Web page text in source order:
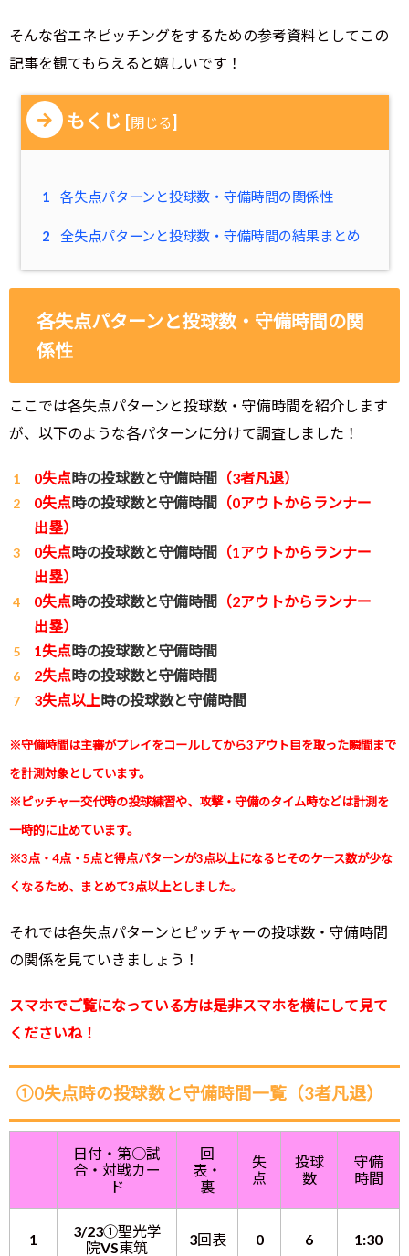
そんな省エネピッチングをするための参考資料としてこの
記事を観てもらえると嬉しいです！
もくじ [閉じる]
1 各失点パターンと投球数・守備時間の関係性
2 全失点パターンと投球数・守備時間の結果まとめ
各失点パターンと投球数・守備時間の関
係性
ここでは各失点パターンと投球数・守備時間を紹介します
が、以下のような各パターンに分けて調査しました！
0失点時の投球数と守備時間
（3者凡退）
0失点時の投球数と守備時間
（0アウトからランナー
出塁）
0失点時の投球数と守備時間
（1アウトからランナー
出塁）
0失点時の投球数と守備時間
（2アウトからランナー
出塁）
1失点時の投球数と守備時間
2失点時の投球数と守備時間
3失点以上時の投球数と守備時間
※守備時間は主審がプレイをコールしてから3アウト目を取った瞬間まで
を計測対象としています。
※ピッチャー交代時の投球練習や、攻撃・守備のタイム時などは計測を
一時的に止めています。
※3点・4点・5点と得点パターンが3点以上になるとそのケース数が少な
くなるため、まとめて3点以上としました。
それでは各失点パターンとピッチャーの投球数・守備時間
の関係を見ていきましょう！
スマホでご覧になっている方は是非スマホを横にして見て
くださいね！
①0失点時の投球数と守備時間一覧（3者凡退）
日付・第○試
合・対戦カー
ド
回
表・
裏
失
点
投球
数
守備
時間
1
3/23①聖光学
院VS東筑
3回表 0 6 1:30